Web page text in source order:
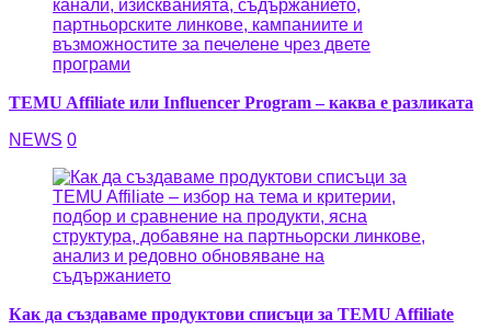
TEMU Affiliate или Influencer Program – каква е разликата
NEWS 0
Как да създаваме продуктови списъци за TEMU Affiliate